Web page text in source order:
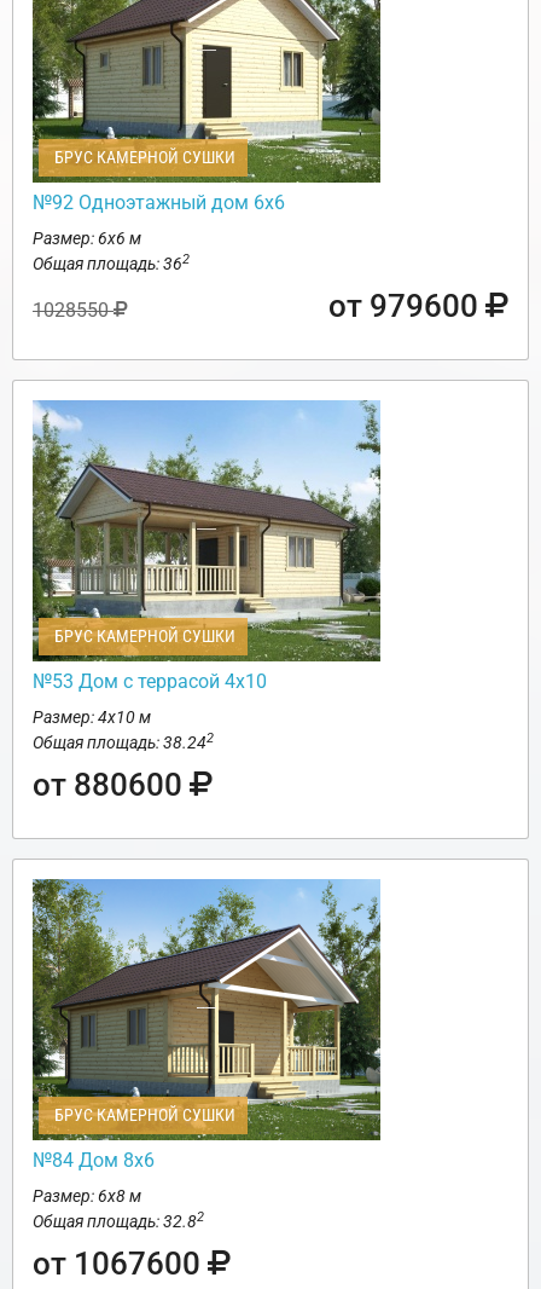
БРУС КАМЕРНОЙ СУШКИ
№92 Одноэтажный дом 6х6
Размер: 6х6 м
Общая площадь: 362
1028550 от 979600
БРУС КАМЕРНОЙ СУШКИ
№53 Дом с террасой 4х10
Размер: 4х10 м
Общая площадь: 38.242
от 880600
БРУС КАМЕРНОЙ СУШКИ
№84 Дом 8х6
Размер: 6х8 м
Общая площадь: 32.82
от 1067600